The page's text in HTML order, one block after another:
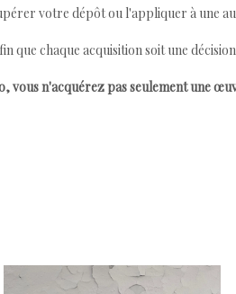
votre dépôt ou l'appliquer à une
que chaque acquisition soit une
vous n'acquérez pas seulement une